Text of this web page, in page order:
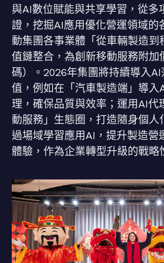
與AI數位賦能與共享學習，從多
證，挖掘AI應用優化營運領域的
動集團各事業體「從車輛製造到
值鏈整合，為創新移動服務附加
碼）。2026年集團將持續導入
值，例如在「汽車製造端」導入
理，確保品質與效率；運用AI代
動服務」生態圈，打造隨身個人
過場域學習應用AI，提升製造營
體驗，作為企業轉型升級的戰略